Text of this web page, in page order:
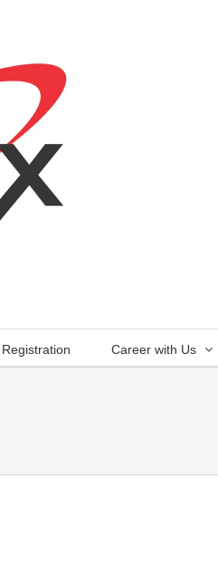
Registration Career with Us